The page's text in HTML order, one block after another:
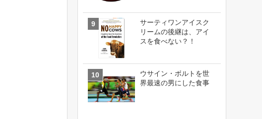
サーティワンアイスク
リームの後継は、アイ
スを食べない？！
ウサイン・ボルトを世
界最速の男にした食事